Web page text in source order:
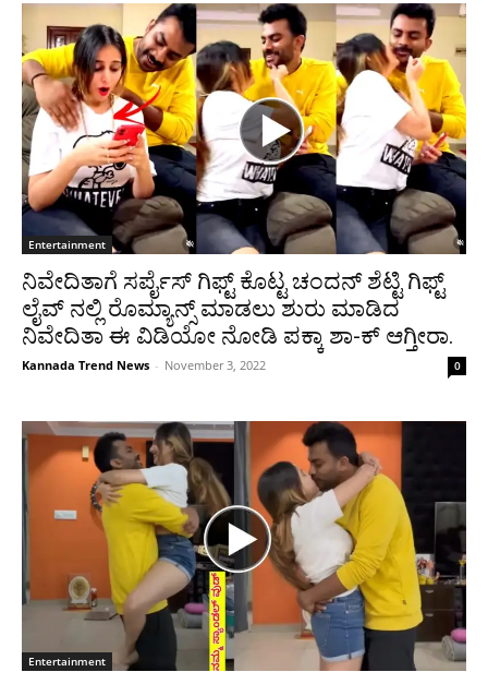
Entertainment
ನಿವೇದಿತಾಗೆ ಸರ್ಪೈಸ್ ಗಿಫ್ಟ್ ಕೊಟ್ಟ ಚಂದನ್ ಶೆಟ್ಟಿ ಗಿಫ್ಟ್
ಲೈವ್ ನಲ್ಲಿ ರೊಮ್ಯಾನ್ಸ್ ಮಾಡಲು ಶುರು ಮಾಡಿದ
ನಿವೇದಿತಾ ಈ ವಿಡಿಯೋ ನೋಡಿ ಪಕ್ಕಾ ಶಾ-ಕ್ ಆಗ್ತೀರಾ.
Kannada Trend News - November 3, 2022 0
Entertainment